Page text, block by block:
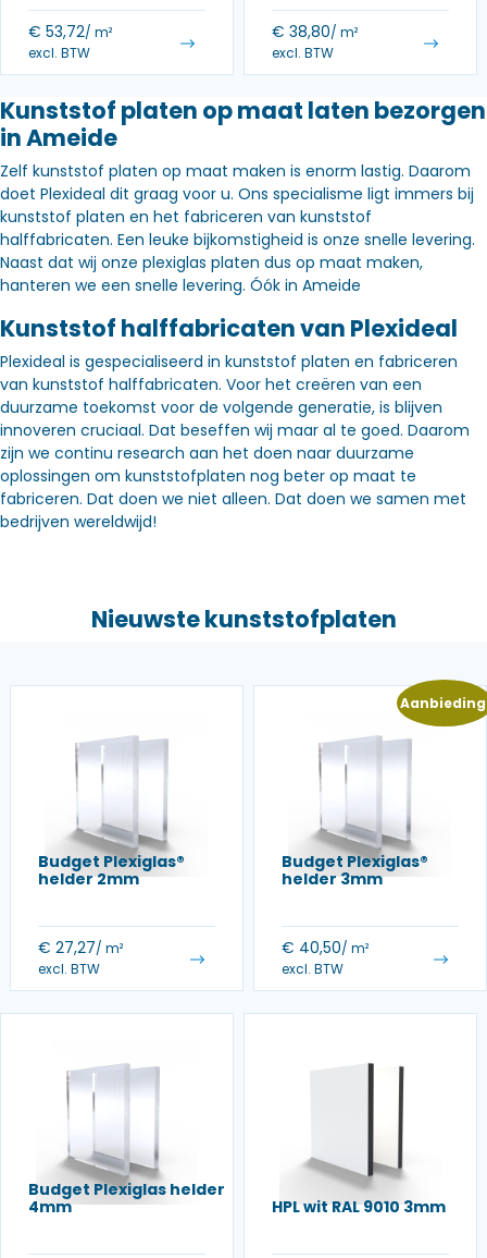
€ 53,72/ m²
excl. BTW
€ 38,80/ m²
excl. BTW
Kunststof platen op maat laten bezorgen
in Ameide
Zelf kunststof platen op maat maken is enorm lastig. Daarom
doet Plexideal dit graag voor u. Ons specialisme ligt immers bij
kunststof platen en het fabriceren van kunststof
halffabricaten. Een leuke bijkomstigheid is onze snelle levering.
Naast dat wij onze plexiglas platen dus op maat maken,
hanteren we een snelle levering. Óók in Ameide
Kunststof halffabricaten van Plexideal
Plexideal is gespecialiseerd in kunststof platen en fabriceren
van kunststof halffabricaten. Voor het creëren van een
duurzame toekomst voor de volgende generatie, is blijven
innoveren cruciaal. Dat beseffen wij maar al te goed. Daarom
zijn we continu research aan het doen naar duurzame
oplossingen om kunststofplaten nog beter op maat te
fabriceren. Dat doen we niet alleen. Dat doen we samen met
bedrijven wereldwijd!
Nieuwste kunststofplaten
Budget Plexiglas®
helder 2mm
€ 27,27/ m²
excl. BTW
Budget Plexiglas®
helder 3mm
€ 40,50/ m²
excl. BTW
Budget Plexiglas helder
4mm
HPL wit RAL 9010 3mm